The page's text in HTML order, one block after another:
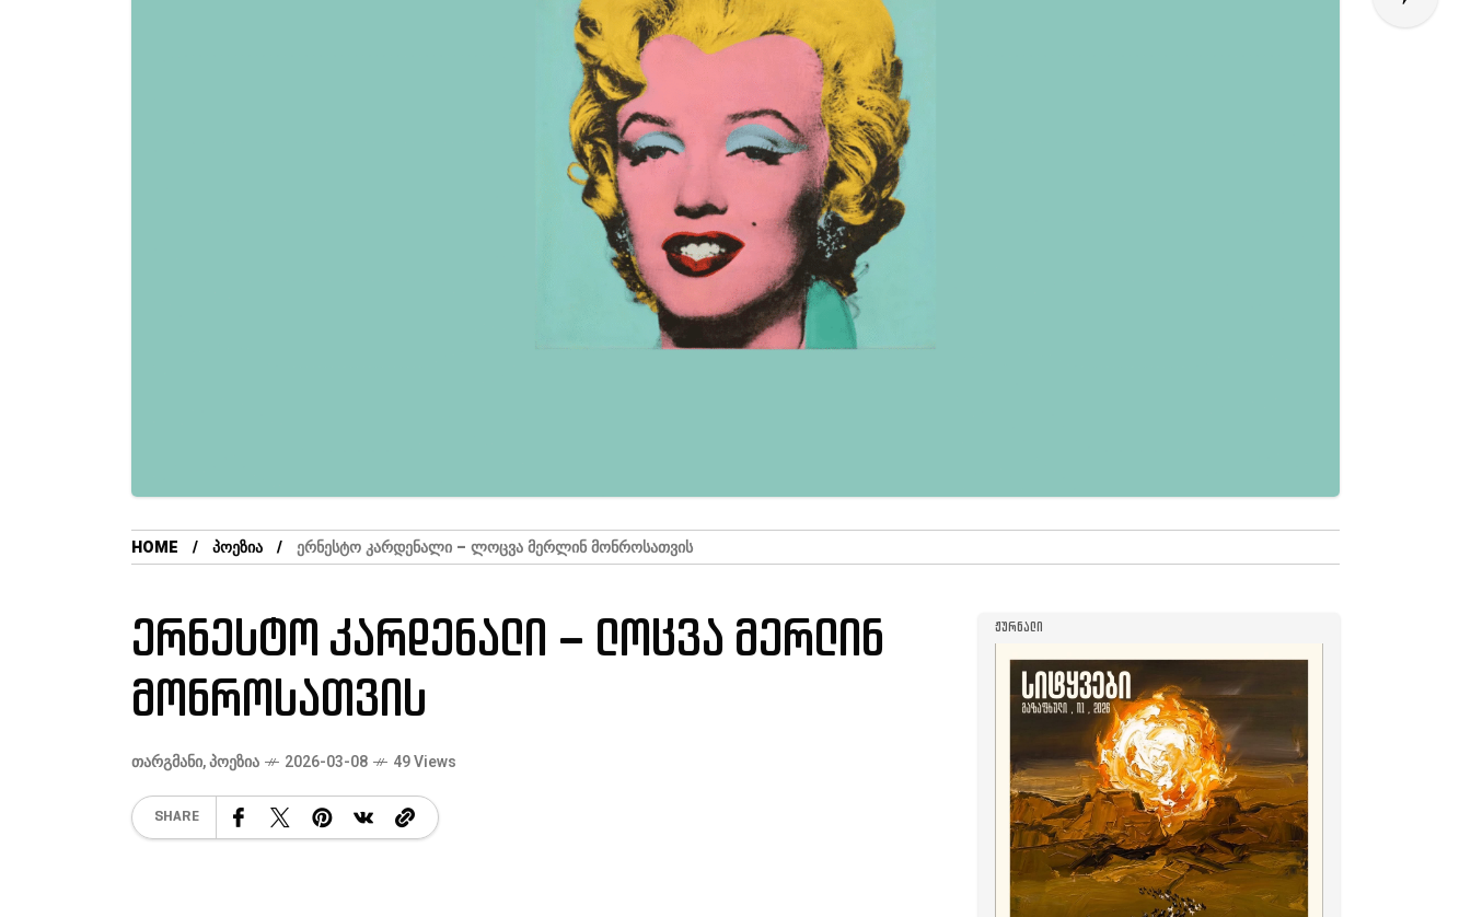
HOME ᲞᲝᲔᲖᲘᲐ ᲔᲠᲜᲔᲡᲢᲝ ᲙᲐᲠᲓᲔᲜᲐᲚᲘ – ᲚᲝᲪᲕᲐ ᲛᲔᲠᲚᲘᲜ ᲛᲝᲜᲠᲝᲡᲐᲗᲕᲘᲡ
ერნესტო კარდენალი – ლოცვა მერლინ
მონროსათვის
ᲗᲐᲠᲒᲛᲐᲜᲘ,ᲞᲝᲔᲖᲘᲐ 2026-03-08 49 Views
SHARE
ᲟᲣᲠᲜᲐᲚᲘ